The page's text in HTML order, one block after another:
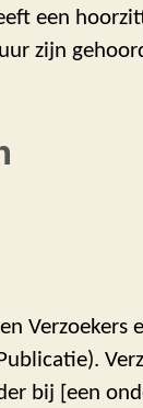
een
zijn
bij [een